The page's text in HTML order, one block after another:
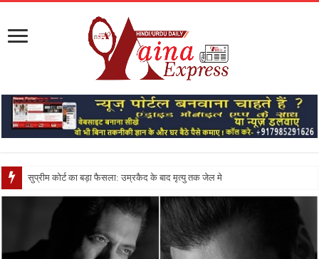
सुप्रीम कोर्ट का बड़ा फैसला: उम्रकैद के बाद मृत्यु तक जेल में रखने की सजा संविध